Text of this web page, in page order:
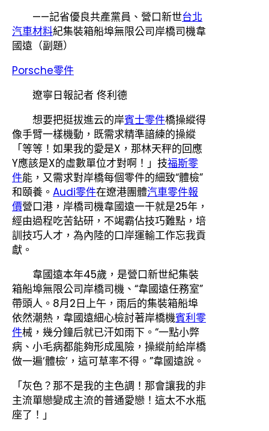
——記省優良共產黨員、營口新世台北
汽車材料紀集裝箱船埠無限公司岸橋司機韋
國遠（副題）
Porsche零件
遼寧日報記者 佟利德
想要把挺拔進云的岸賓士零件橋操縱得
像手臂一樣機動，既需求精準諳練的操縱
「等等！如果我的愛是X，那林天秤的回應
Y應該是X的虛數單位才對啊！」技福斯零
件能，又需求對岸橋每個零件的細致“體檢”
和頤養。 Audi零件在遼港團體汽車零件報
價營口港，岸橋司機韋國遠一干就是25年，
經由過程吃苦鉆研，不竭霸佔技巧難點，培
訓技巧人才，為內陸的口岸運輸工作忘我貢
獻。
韋國遠本年45歲，是營口新世紀集裝
箱船埠無限公司岸橋司機、“韋國遠任務室”
帶頭人。8月2日上午，雨后的集裝箱船埠
依然潮熱，韋國遠細心檢討著岸橋機賓利零
件械，幾分鐘后就已汗如雨下。“一點小弊
病、小毛病都能夠形成風險，操縱前給岸橋
做一遍‘體檢’，這可草率不得。”韋國遠說。
「灰色？那不是我的主色調！那會讓我的非
主流單戀變成主流的普通愛戀！這太不水瓶
座了！」